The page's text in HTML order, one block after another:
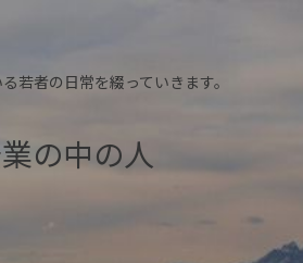
若者の日常を綴っていきます。
の中の人